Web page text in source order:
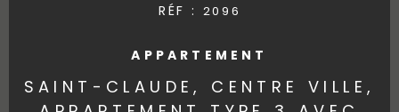
RÉF : 2096
APPARTEMENT
SAINT-CLAUDE, CENTRE VILLE,